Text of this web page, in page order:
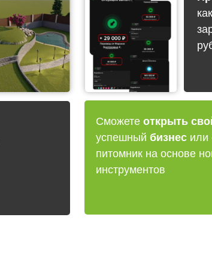
Сможете открыть
успешный бизнес или
питомник на основе
инструментов